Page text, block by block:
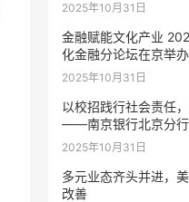
2025年10月31日
金融赋能文化产业
化金融分论坛在京举办
2025年10月31日
以校招践行社会责任
——南京银行北京分
面启动
2025年10月31日
多元业态齐头并进，
改善